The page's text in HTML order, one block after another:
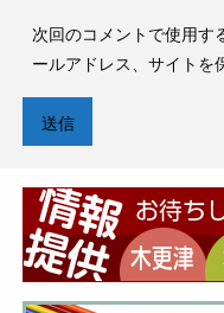
次回のコメントで使用す
ールアドレス、サイトを